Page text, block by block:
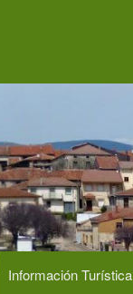
Información Turística